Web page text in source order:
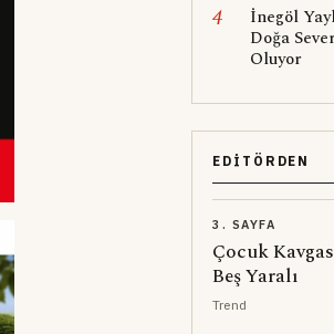
4
İnegöl
Doğa
Oluyor
EDITÖRDEN
3. SAYFA
Çocuk
Beş Yaralı
Trend